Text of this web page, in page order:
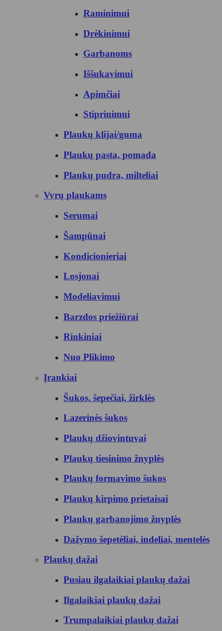
Raminimui
Drėkinimui
Garbanoms
Iššukavimui
Apimčiai
Stiprinimui
Plaukų klijai/guma
Plaukų pasta, pomada
Plaukų pudra, milteliai
Vyrų plaukams
Serumai
Šampūnai
Kondicionieriai
Losjonai
Modeliavimui
Barzdos priežiūrai
Rinkiniai
Nuo Plikimo
Įrankiai
Šukos, šepečiai, žirklės
Lazerinės šukos
Plaukų džiovintuvai
Plaukų tiesinimo žnyplės
Plaukų formavimo šukos
Plaukų kirpimo prietaisai
Plaukų garbanojimo žnyplės
Dažymo šepetėliai, indeliai, mentelės
Plaukų dažai
Pusiau ilgalaikiai plaukų dažai
Ilgalaikiai plaukų dažai
Trumpalaikiai plaukų dažai